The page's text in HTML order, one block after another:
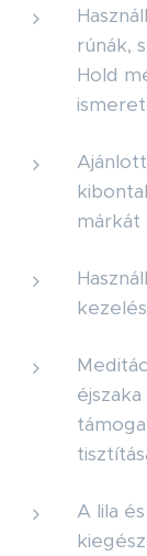
rúnák,
Hold
márkát
A lila